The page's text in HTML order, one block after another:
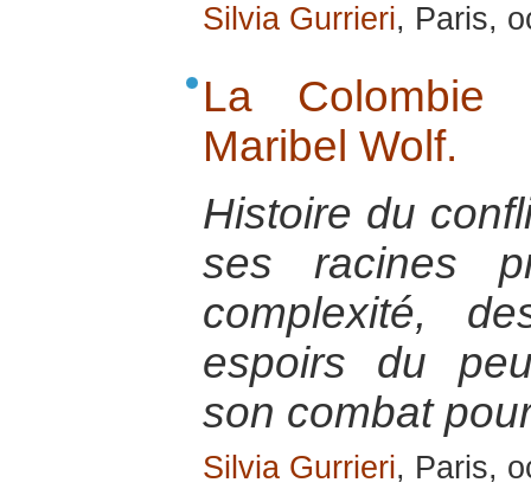
Silvia Gurrieri, Paris,
La Colombie
Maribel Wolf.
Histoire du
ses racines
complexité,
espoirs du
son combat
Silvia Gurrieri, Paris,